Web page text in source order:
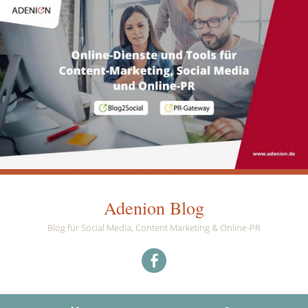
Adenion Blog
Blog für Social Media, Content Marketing & Online-PR